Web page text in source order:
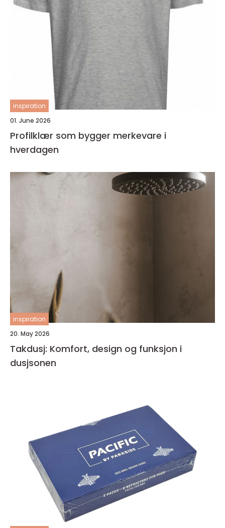
inspiration
01. June 2026
Profilklær som bygger merkevare i
hverdagen
inspiration
20. May 2026
Takdusj: Komfort, design og funksjon i
dusjsonen